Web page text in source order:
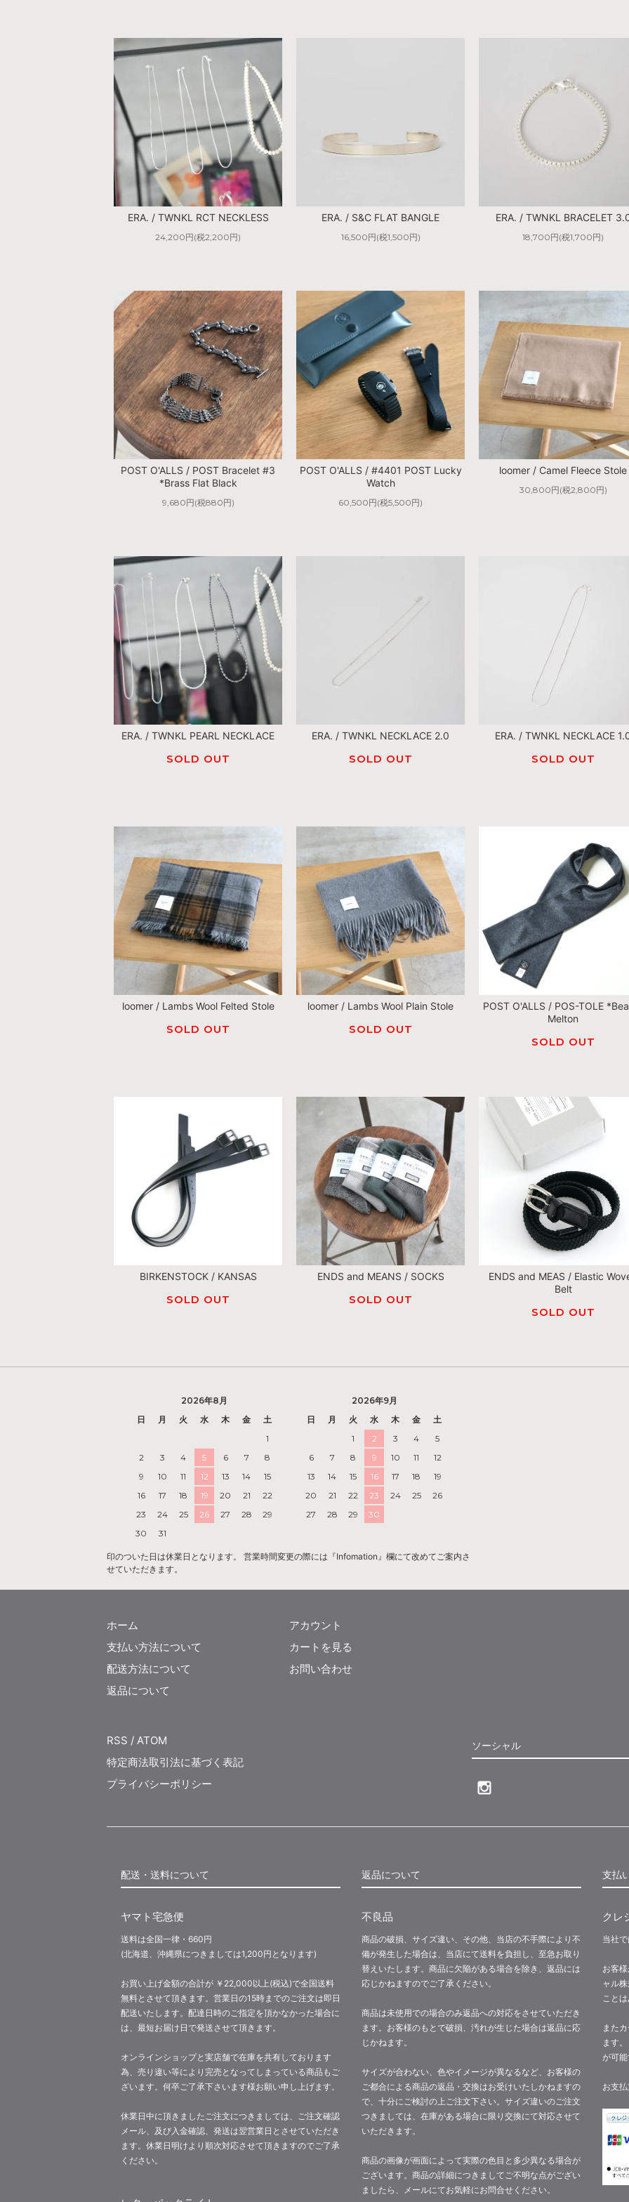
ERA. / TWNKL RCT NECKLESS
24,200円(税2,200円)
ERA. / S&C FLAT BANGLE
16,500円(税1,500円)
ERA. / TWNKL BRACELET
18,700円(税1,700円)
POST O'ALLS / POST Bracelet #3
*Brass Flat Black
9,680円(税880円)
POST O'ALLS / #4401 POST Lucky
Watch
60,500円(税5,500円)
loomer / Camel Fleece Stole
30,800円(税2,800円)
ERA. / TWNKL PEARL NECKLACE
SOLD OUT
ERA. / TWNKL NECKLACE 2.0
SOLD OUT
ERA. / TWNKL NECKLACE
SOLD OUT
loomer / Lambs Wool Felted Stole
SOLD OUT
loomer / Lambs Wool Plain Stole
SOLD OUT
POST O'ALLS / POS-TOLE
Melton
SOLD OUT
BIRKENSTOCK / KANSAS
SOLD OUT
ENDS and MEANS / SOCKS
SOLD OUT
ENDS and MEAS / Elastic
Belt
SOLD OUT
2026年8月
日
月 火 水 木 金
土
1
2
3 4 5 6 7
8
9
10 11 12 13 14
15
16
17 18 19 20 21
22
23
24 25 26 27 28
29
30
31
2026年9月
日
月 火 水 木 金
土
1
2 3 4
5
6
7 8 9 10 11
12
13
14 15 16 17 18
19
20
21 22 23 24 25
26
27
28 29 30
印のついた日は休業日となります。 営業時間変更の際には『Infomation』欄にて改めてご案内さ
せていただきます。
ホーム
支払い方法について
配送方法について
返品について
アカウント
カートを見る
お問い合わせ
ソーシャル
RSS / ATOM
特定商法取引法に基づく表記
プライバシーポリシー
配送・送料について
ヤマト宅急便
送料は全国一律・660円
(北海道、沖縄県につきましては1,200円となります)
お買い上げ金額の合計が ￥22,000以上(税込)で全国送料
無料とさせて頂きます。営業日の15時までのご注文は即日
配送いたします。配達日時のご指定を頂かなかった場合に
は、最短お届け日で発送させて頂きます。
オンラインショップと実店舗で在庫を共有しております
為、売り違い等により完売となってしまっている商品もご
ざいます。何卒ご了承下さいます様お願い申し上げます。
休業日中に頂きましたご注文につきましては、ご注文確認
メール、及び入金確認、発送は翌営業日とさせていただき
ます。休業日明けより順次対応させて頂きますのでご了承
ください。
返品について
不良品
商品の破損、サイズ違い、その他、当店の不手際により不
備が発生した場合は、当店にて送料を負担し、至急お取り
替えいたします。商品に欠陥がある場合を除き、返品には
応じかねますのでご了承ください。
商品は未使用での場合のみ返品への対応をさせていただき
ます。お客様のもとで破損、汚れが生じた場合は返品に応
じかねます。
サイズが合わない、色やイメージが異なるなど、お客様の
ご都合による商品の返品・交換はお受けいたしかねますの
で、十分にご検討の上ご注文下さい。サイズ違いのご注文
つきましては、在庫がある場合に限り交換にて対応させて
いただきます。
商品の画像が画面によって実際の色目と多少異なる場合が
ございます。商品の詳細につきましてご不明な点がござい
ましたら、メールにてお気軽にお問合せください。
支払
クレ
当社
お客
ャル
こと
また
ます
が可
お支